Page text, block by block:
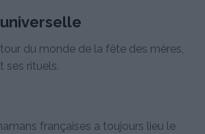
du monde de la fête des mères,
ses rituels.
françaises a toujours lieu le